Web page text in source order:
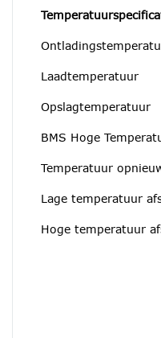
Laadtemperatuur
Opslagtemperatuur
BMS Hoge
Temperatuur
Lage temperatuur
Hoge temperatuur